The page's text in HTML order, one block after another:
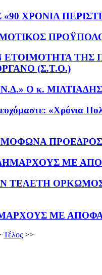
ΧΡΟΝΙΑ
- ΤΗΝ
(Σ.Τ.Ο.)
Ο κ.
σου ευχόμαστε:
ΜΕ
ΤΕΛΕΤΗ
ΜΕ
Τέλος >>